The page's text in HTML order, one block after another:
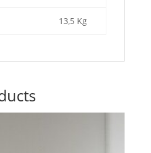
13,5 Kg